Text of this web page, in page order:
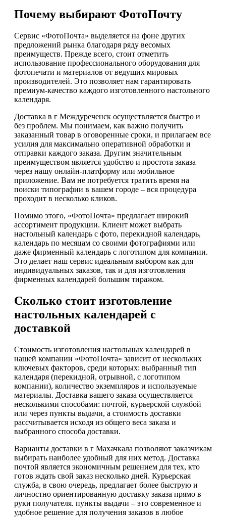
Почему выбирают ФотоПочту
Сервис «ФотоПочта» выделяется на фоне других
предложений рынка благодаря ряду весомых
преимуществ. Прежде всего, стоит отметить
использование профессионального оборудования для
фотопечати и материалов от ведущих мировых
производителей. Это позволяет нам гарантировать
премиум-качество каждого изготовленного настольного
календаря.
Доставка в г Междуреченск осуществляется быстро и
без проблем. Мы понимаем, как важно получить
заказанный товар в оговоренные сроки, и прилагаем все
усилия для максимально оперативной обработки и
отправки каждого заказа. Другим значительным
преимуществом является удобство и простота заказа
через нашу онлайн-платформу или мобильное
приложение. Вам не потребуется тратить время на
поиски типографии в вашем городе – вся процедура
проходит в несколько кликов.
Помимо этого, «ФотоПочта» предлагает широкий
ассортимент продукции. Клиент может выбрать
настольный календарь с фото, перекидной календарь,
календарь по месяцам со своими фотографиями или
даже фирменный календарь с логотипом для компании.
Это делает наш сервис идеальным выбором как для
индивидуальных заказов, так и для изготовления
фирменных календарей большим тиражом.
Сколько стоит изготовление
настольных календарей с
доставкой
Стоимость изготовления настольных календарей в
нашей компании «ФотоПочта» зависит от нескольких
ключевых факторов, среди которых: выбранный тип
календаря (перекидной, отрывной, с логотипом
компании), количество экземпляров и используемые
материалы. Доставка вашего заказа осуществляется
несколькими способами: почтой, курьерской службой
или через пункты выдачи, а стоимость доставки
рассчитывается исходя из общего веса заказа и
выбранного способа доставки.
Варианты доставки в г Махачкала позволяют заказчикам
выбирать наиболее удобный для них метод. Доставка
почтой является экономичным решением для тех, кто
готов ждать свой заказ несколько дней. Курьерская
служба, в свою очередь, предлагает более быструю и
личностно ориентированную доставку заказа прямо в
руки получателя. пункты выдачи – это современное и
удобное решение для получения заказов в любое